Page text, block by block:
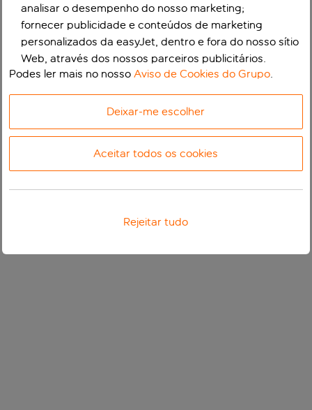
analisar o desempenho do nosso marketing;
fornecer publicidade e conteúdos de marketing
personalizados da easyJet, dentro e fora do nosso sítio
Web, através dos nossos parceiros publicitários.
Podes ler mais no nossoAviso de Cookies do Grupo.
Deixar-me escolher
Aceitar todos os cookies
Rejeitar tudo